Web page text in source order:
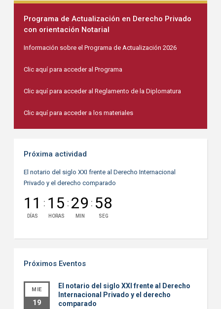
Programa de Actualización en Derecho Privado
con orientación Notarial
Información sobre el Programa de Actualización 2026
Clic aquí para acceder al Programa
Clic aquí para acceder al Reglamento de la Diplomatura
Clic aquí para acceder a los materiales
Próxima actividad
El notario del siglo XXI frente al Derecho Internacional
Privado y el derecho comparado
11
DÍAS
: 15
HORAS
: 29
MIN
: 58
SEG
Próximos Eventos
MIE
19
El notario del siglo XXI frente al Derecho
Internacional Privado y el derecho
comparado